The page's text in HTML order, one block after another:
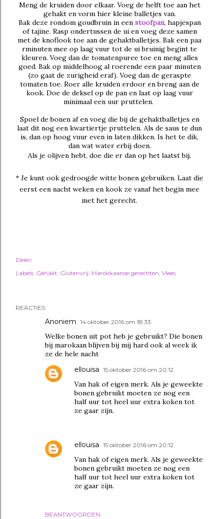
Meng de kruiden door elkaar. Voeg de helft toe aan het
gehakt en vorm hier kleine balletjes van.
Bak deze rondom goudbruin in een stoofpan, hapjespan
of tajine. Rasp ondertussen de ui en voeg deze samen
met de knoflook toe aan de gehaktballetjes. Bak een paa
rminuten mee op laag vuur tot de ui bruinig begint te
kleuren. Voeg dan de tomatenpuree toe en meng alles
goed. Bak op middelhoog al roerende een paar minuten
(zo gaat de zurigheid eraf). Voeg dan de geraspte
tomaten toe. Roer alle kruiden erdoor en breng aan de
kook. Doe de deksel op de pan en laat op laag vuur
minimaal een uur pruttelen.
Spoel de bonen af en voeg die bij de gehaktballetjes en
laat dit nog een kwartiertje pruttelen. Als de saus te dun
is, dan op hoog vuur even in laten dikken. Is het te dik,
dan wat water erbij doen.
Als je olijven hebt, doe die er dan op het laatst bij.
* Je kunt ook gedroogde witte bonen gebruiken. Laat die
eerst een nacht weken en kook ze vanaf het begin mee
met het gerecht.
Delen
Labels: Gehakt Glutenvrij Marokkaanse gerechten Vlees
REACTIES
Anoniem 14 oktober 2016 om 18:33
Welke bonen uit pot heb je gebruikt? Die bonen
bij marokaan blijven bij mij hard ook al week ik
ze de hele nacht
BEANTWOORDEN
ellouisa 15 oktober 2016 om 20:12
Van hak of eigen merk. Als je geweekte
bonen gebruikt moeten ze nog een
half uur tot heel uur extra koken tot
ze gaar zijn.
ellouisa 15 oktober 2016 om 20:12
Van hak of eigen merk. Als je geweekte
bonen gebruikt moeten ze nog een
half uur tot heel uur extra koken tot
ze gaar zijn.